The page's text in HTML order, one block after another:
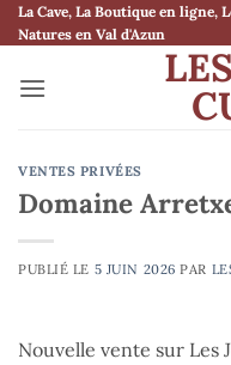
Passer
au
La Cave, La Boutique en
Natures en Val d'Azun
VENTES PRIVÉES
Domaine
PUBLIÉ LE 5 JUIN 2026 PAR
Nouvelle vente sur Les